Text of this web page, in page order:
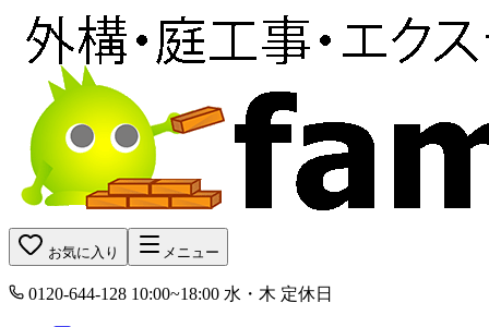
お気に入り メニュー
0120-644-128 10:00~18:00 水・木 定休日